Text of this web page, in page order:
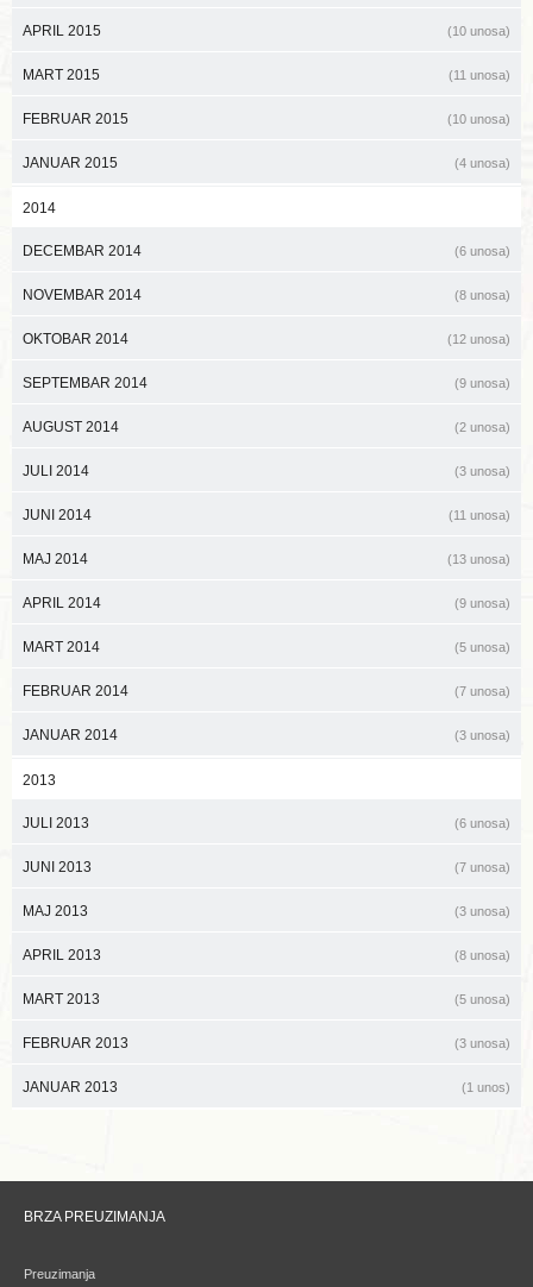
APRIL 2015 (10 unosa)
MART 2015 (11 unosa)
FEBRUAR 2015 (10 unosa)
JANUAR 2015 (4 unosa)
2014
DECEMBAR 2014 (6 unosa)
NOVEMBAR 2014 (8 unosa)
OKTOBAR 2014 (12 unosa)
SEPTEMBAR 2014 (9 unosa)
AUGUST 2014 (2 unosa)
JULI 2014 (3 unosa)
JUNI 2014 (11 unosa)
MAJ 2014 (13 unosa)
APRIL 2014 (9 unosa)
MART 2014 (5 unosa)
FEBRUAR 2014 (7 unosa)
JANUAR 2014 (3 unosa)
2013
JULI 2013 (6 unosa)
JUNI 2013 (7 unosa)
MAJ 2013 (3 unosa)
APRIL 2013 (8 unosa)
MART 2013 (5 unosa)
FEBRUAR 2013 (3 unosa)
JANUAR 2013 (1 unos)
BRZA PREUZIMANJA
Preuzimanja